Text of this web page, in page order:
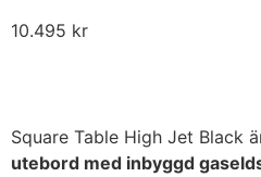
10.495 kr
Square Table High Jet Black
utebord med inbyggd